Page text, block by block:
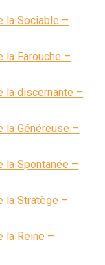
la Sociable –
la Farouche –
la discernante –
la Généreuse –
la Spontanée –
la Stratège –
la Reine –